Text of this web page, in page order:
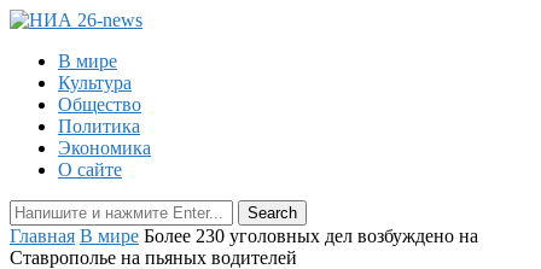
В мире
Культура
Общество
Политика
Экономика
О сайте
Главная В мире Более 230 уголовных дел возбуждено на
Ставрополье на пьяных водителей